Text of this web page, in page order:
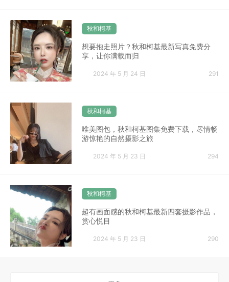
秋和柯基
想要抱走照片？秋和柯基最新写真免费分
享，让你满载而归
2024 年 5 月 24 日 291
秋和柯基
唯美图包，秋和柯基图集免费下载，尽情畅
游惊艳的自然摄影之旅
2024 年 5 月 23 日 294
秋和柯基
超有画面感的秋和柯基最新四套摄影作品，
赏心悦目
2024 年 5 月 23 日 290